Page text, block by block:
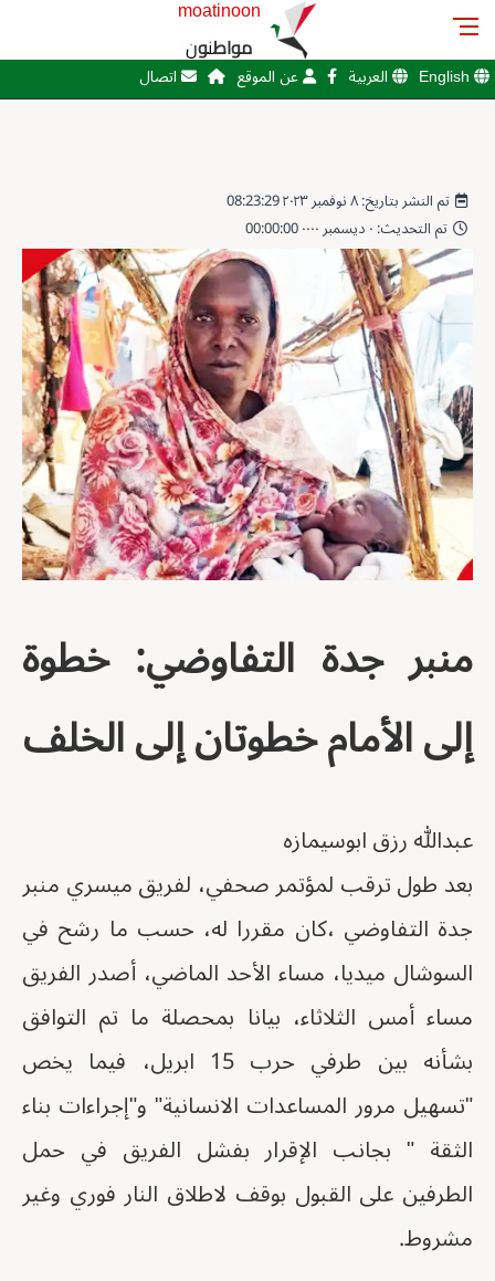
moatinoon
مواطنون
English العربية عن الموقع اتصال
تم النشر بتاريخ: ٨ نوفمبر ٢٠٢٣ 08:23:29
تم التحديث: ٠ ديسمبر ٠٠٠٠ 00:00:00
منبر جدة التفاوضي: خطوة
إلى الأمام خطوتان إلى الخلف
عبدالله رزق ابوسيمازه
بعد طول ترقب لمؤتمر صحفي، لفريق ميسري منبر
جدة التفاوضي ،كان مقررا له، حسب ما رشح في
السوشال ميديا، مساء الأحد الماضي، أصدر الفريق
مساء أمس الثلاثاء، بيانا بمحصلة ما تم التوافق
بشأنه بين طرفي حرب 15 ابريل، فيما يخص
"تسهيل مرور المساعدات الانسانية" و"إجراءات بناء
الثقة " بجانب الإقرار بفشل الفريق في حمل
الطرفين على القبول بوقف لاطلاق النار فوري وغير
مشروط.